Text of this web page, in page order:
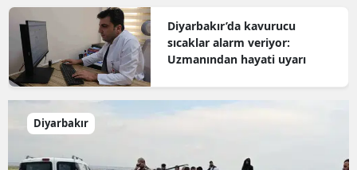
Diyarbakır’da kavurucu
sıcaklar alarm veriyor:
Uzmanından hayati uyarı
Diyarbakır